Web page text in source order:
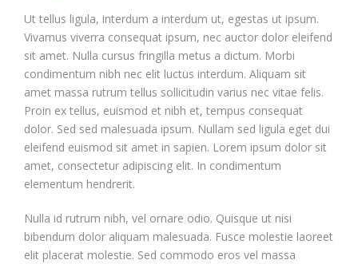
Ut tellus ligula, interdum a interdum ut, egestas ut ipsum.
Vivamus viverra consequat ipsum, nec auctor dolor eleifend
sit amet. Nulla cursus fringilla metus a dictum. Morbi
condimentum nibh nec elit luctus interdum. Aliquam sit
amet massa rutrum tellus sollicitudin varius nec vitae felis.
Proin ex tellus, euismod et nibh et, tempus consequat
dolor. Sed sed malesuada ipsum. Nullam sed ligula eget dui
eleifend euismod sit amet in sapien. Lorem ipsum dolor sit
amet, consectetur adipiscing elit. In condimentum
elementum hendrerit.
Nulla id rutrum nibh, vel ornare odio. Quisque ut nisi
bibendum dolor aliquam malesuada. Fusce molestie laoreet
elit placerat molestie. Sed commodo eros vel massa